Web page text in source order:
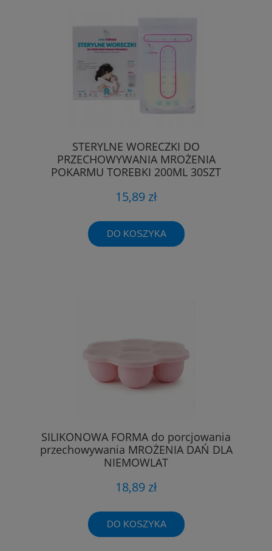
STERYLNE WORECZKI DO
PRZECHOWYWANIA MROŻENIA
POKARMU TOREBKI 200ML 30SZT
15,89 zł
DO KOSZYKA
SILIKONOWA FORMA do porcjowania
przechowywania MROŻENIA DAŃ DLA
NIEMOWLĄT
18,89 zł
DO KOSZYKA